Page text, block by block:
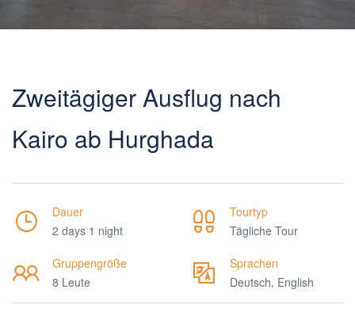
Zweitägiger Ausflug nach
Kairo ab Hurghada
Dauer
2 days 1 night
Tourtyp
Tägliche Tour
Gruppengröße
8 Leute
Sprachen
Deutsch, English